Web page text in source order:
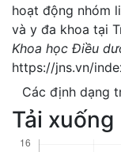
hoạt động nhóm
và y đa khoa tại
Khoa học Điều
https://jns.vn/
Các định dạng
Tải xuống